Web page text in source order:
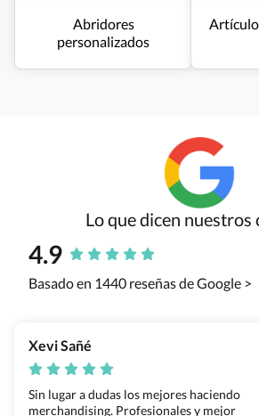
Abridores
personalizados
Lo que dicen nuestros
4.9
Basado en 1440 reseñas de Google >
Xevi Sañé
Sin lugar a dudas los mejores haciendo
merchandising. Profesionales y mejor